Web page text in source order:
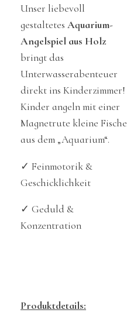
Unser liebevoll
gestaltetes Aquarium-
Angelspiel aus Holz
bringt das
Unterwasserabenteuer
direkt ins Kinderzimmer!
Kinder angeln mit einer
Magnetrute kleine Fische
aus dem „Aquarium“.
✓ Feinmotorik &
Geschicklichkeit
✓ Geduld &
Konzentration
Produktdetails: